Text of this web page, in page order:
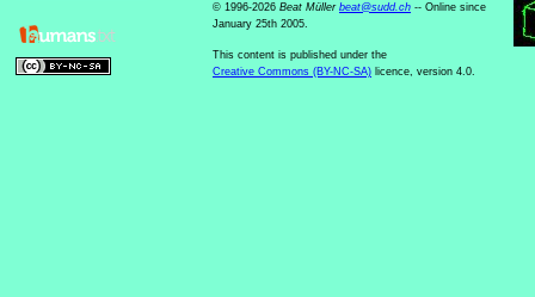
© 1996-2026 Beat Müller beat@sudd.ch -- Online since
January 25th 2005.
This content is published under the
Creative Commons (BY-NC-SA) licence, version 4.0.